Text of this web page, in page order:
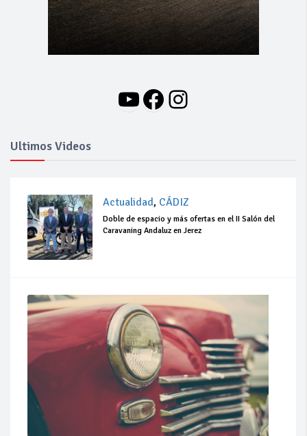
YouTube
Facebook
Instagram
Ultimos Videos
Actualidad, CÁDIZ
Doble de espacio y más ofertas en el II Salón del
Caravaning Andaluz en Jerez